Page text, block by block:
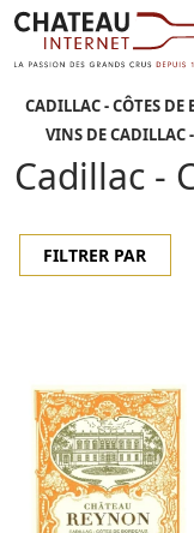
CADILLAC - CÔTES
VINS DE CADILLAC
Cadillac -
FILTRER PAR